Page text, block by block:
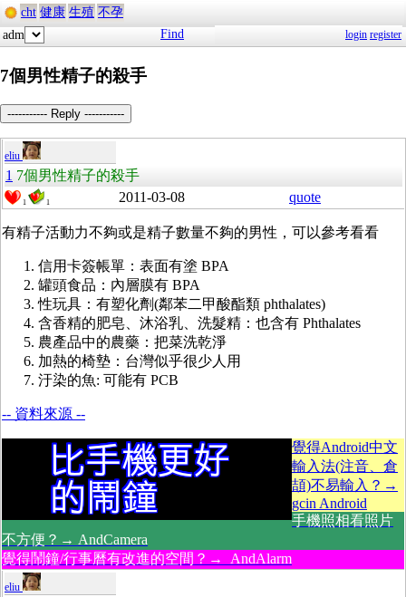
cht 健康 生殖 不孕
adm
Find login register
7個男性精子的殺手
----------- Reply -----------
eliu
1 7個男性精子的殺手
1 1 2011-03-08 quote
有精子活動力不夠或是精子數量不夠的男性，可以參考看看
信用卡簽帳單：表面有塗 BPA
罐頭食品：內層膜有 BPA
性玩具：有塑化劑(鄰苯二甲酸酯類 phthalates)
含香精的肥皂、沐浴乳、洗髮精：也含有 Phthalates
農產品中的農藥：把菜洗乾淨
加熱的椅墊：台灣似乎很少人用
汙染的魚: 可能有 PCB
-- 資料來源 --
覺得Android中文
輸入法(注音、倉
頡)不易輸入？→
gcin Android
手機照相看照片
不方便？→ AndCamera
覺得鬧鐘/行事曆有改進的空間？→ AndAlarm
eliu